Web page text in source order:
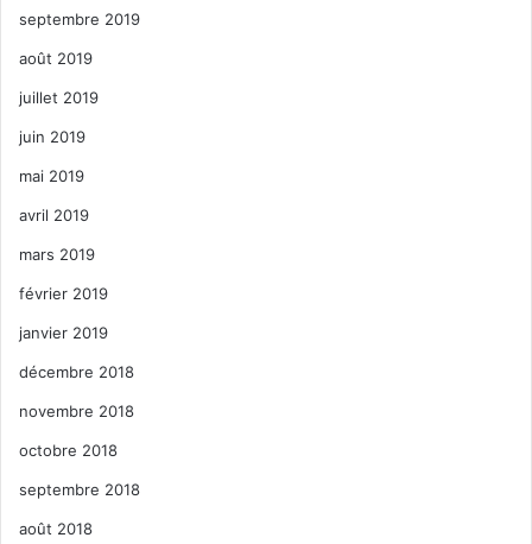
septembre 2019
août 2019
juillet 2019
juin 2019
mai 2019
avril 2019
mars 2019
février 2019
janvier 2019
décembre 2018
novembre 2018
octobre 2018
septembre 2018
août 2018